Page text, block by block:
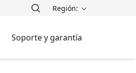
Región:
Soporte y garantía